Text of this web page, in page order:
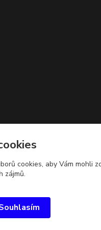
cookies, aby Vám mohli
zájmů.